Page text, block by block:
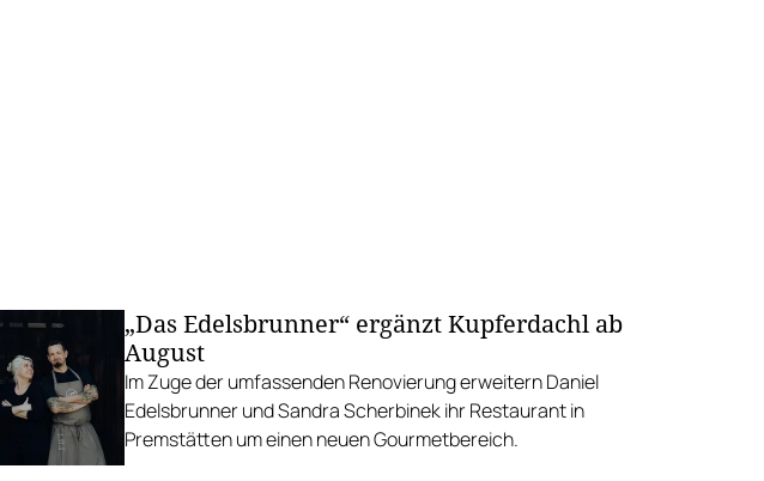
„Das Edelsbrunner“ ergänzt Kupferdachl ab
August
Im Zuge der umfassenden Renovierung erweitern Daniel
Edelsbrunner und Sandra Scherbinek ihr Restaurant in
Premstätten um einen neuen Gourmetbereich.